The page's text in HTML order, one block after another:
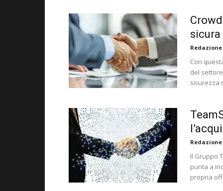
sicura
Con
del
sicurezza
Il Gruppo
punta a
propria